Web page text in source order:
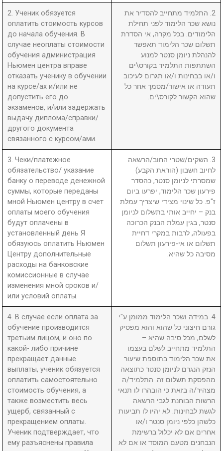
2. Ученик обязуется
оплатить стоимость курсов
до начала обучения. В
случае неоплаты стоимости
обучения администрация
Ньюмен центра вправе
отказать ученику в обучении
на курсе/ах и/или не
допустить его до
экзаменов, и/или задержать
выдачу диплома/справки/
другого документа
связанного с курсом/ами.
2. התלמיד מתחייב להסדיר את
נושא שכר הלימוד לפני תחילת
הלימודים. בכל מקרה, אי הסדרת
תשלום שכר הלימוד תאפשר
להנהלת ניומן סנטר למנוע
השתתפות התלמיד בקורס\ים
ו/או בבחינות ו/או תגרום לעיכוב
תעודה או אישור/מסמך אחר כל
שהוא הקשור לקורס\ים.
3. Чеки/платежное
обязательство/ указание
банку о переводе денежной
суммы, которые переданы
мной Ньюмен центру в счет
оплаты моего обучения
будут оплачены в
установленный день Я
обязуюсь оплатить Ньюмен
Центру дополнительные
расходы на банковские
комиссионные в случае
изменения мной сроков и/
или условий оплаты.
3. השקים/שטרי החוב/הרשאה
לחיוב חשבון (הוראת הקבע)
שמסרתי לניומן סנטר, כהסדר
פירעון שכר הלימוד, יפרעו ביום
ז"פ. כל שינוי מצידי שיצריך עמלת
בנק – יחייב אותי בתשלום לניומן
סנטר, בגין עמלת הבנק הכרוכה
בפעולה, לרבות במקרי דחיית
תשלום או אי-פירעון תשלום
מסיבה כל שהיא.
4. В случае если оплата за
обучение производится
третьим лицом, и оно по
какой- либо причине
прекращает данные
выплаты, ученик обязуется
оплатить самостоятельно
стоимость обучения, а
также возместить весь
ущерб, связанный с
прекращением оплаты.
Ученик подтверждает, что
ему разъяснены правила
4. במידה ושכר הלימוד ממומן ע"י
גורם חיצוני כל שהוא והוא מפסיק
לשלם, מכל סיבה שהיא –
התלמיד מתחייב לשלם בעצמו
את שכר הלימוד בתוספת שיעור
הנזק הנגרם לניומן סנטר כתוצאה
מהפסקת תשלום זה. התלמיד/ה
מצהיר/ה בזאת כי הובהרו לו תנאי
הרשות הבוחנת לגבי הרשאה
לגשת לבחינות. לא יהיו לו תביעות
כלשהן כלפי ניומן סנטר ו/או
אחרים אם לא יכלול ברשימת
הנבחנים מטעם המוסד או אם לא